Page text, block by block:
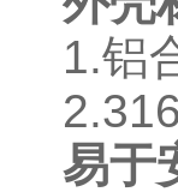
1.铝
易于